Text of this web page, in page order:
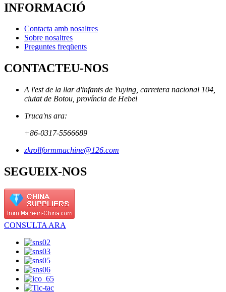
INFORMACIÓ
Contacta amb nosaltres
Sobre nosaltres
Preguntes freqüents
CONTACTEU-NOS
A l'est de la llar d'infants de Yuying, carretera nacional 104,
ciutat de Botou, província de Hebei
Truca'ns ara:
+86-0317-5566689
zkrollformmachine@126.com
SEGUEIX-NOS
CONSULTA ARA